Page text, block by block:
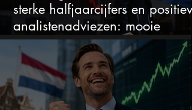
sterke halfjaarcijfers en positieve
analistenadviezen: mooie
koopkans?